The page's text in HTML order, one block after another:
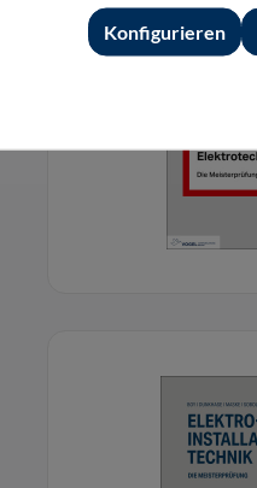
Konfigurieren